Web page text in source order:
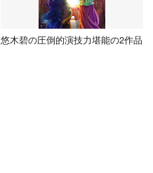
悠木碧の圧倒的演技力堪能の2作品